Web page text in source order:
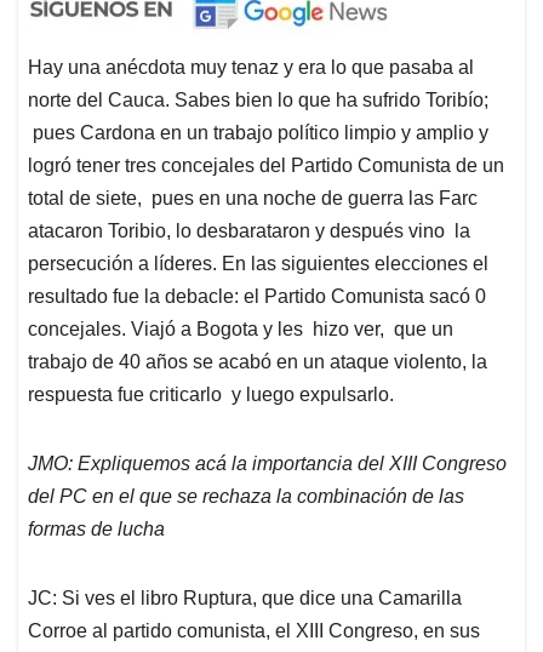
Hay una anécdota muy tenaz y era lo que pasaba al
norte del Cauca. Sabes bien lo que ha sufrido Toribío;
pues Cardona en un trabajo político limpio y amplio y
logró tener tres concejales del Partido Comunista de un
total de siete, pues en una noche de guerra las Farc
atacaron Toribio, lo desbarataron y después vino la
persecución a líderes. En las siguientes elecciones el
resultado fue la debacle: el Partido Comunista sacó 0
concejales. Viajó a Bogota y les hizo ver, que un
trabajo de 40 años se acabó en un ataque violento, la
respuesta fue criticarlo y luego expulsarlo.
JMO: Expliquemos acá la importancia del XIII Congreso
del PC en el que se rechaza la combinación de las
formas de lucha
JC: Si ves el libro Ruptura, que dice una Camarilla
Corroe al partido comunista, el XIII Congreso, en sus